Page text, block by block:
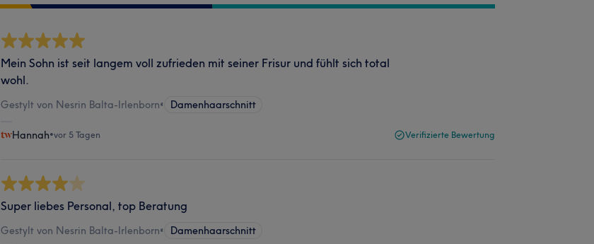
Mein Sohn ist seit langem voll zufrieden mit seiner Frisur und fühlt sich total
wohl.
Gestylt von Nesrin Balta-Irlenborn• Damenhaarschnitt
Hannah•vor 5 Tagen Verifizierte Bewertung
Super liebes Personal, top Beratung
Gestylt von Nesrin Balta-Irlenborn• Damenhaarschnitt